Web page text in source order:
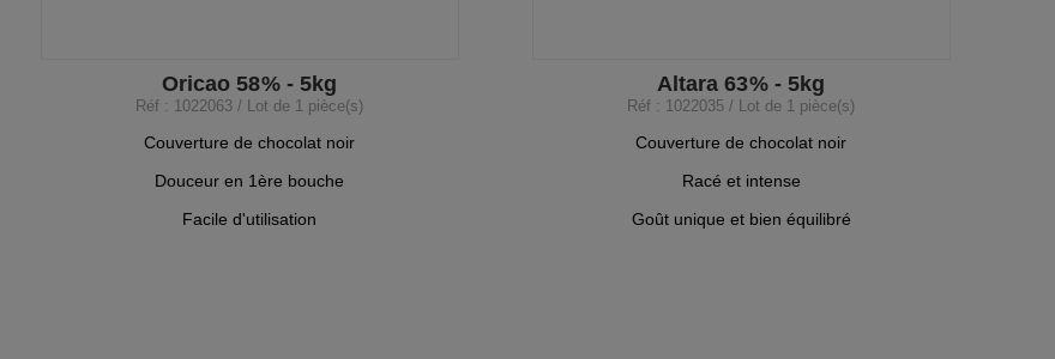
Oricao 58% - 5kg
Réf : 1022063 / Lot de 1 pièce(s)
Couverture de chocolat noir
Douceur en 1ère bouche
Facile d'utilisation
Altara 63% - 5kg
Réf : 1022035 / Lot de 1 pièce(s)
Couverture de chocolat noir
Racé et intense
Goût unique et bien équilibré